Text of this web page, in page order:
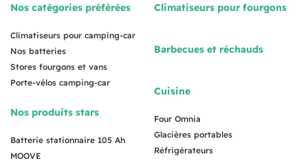
Nos catégories préférées
Climatiseurs pour camping-car
Nos batteries
Stores fourgons et vans
Porte-vélos camping-car
Nos produits stars
Batterie stationnaire 105 Ah
MOOVE
Climatiseurs pour fourgons
Barbecues et réchauds
Cuisine
Four Omnia
Glacières portables
Réfrigérateurs